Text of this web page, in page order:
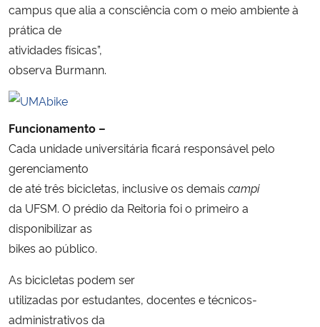
campus que alia a consciência com o meio ambiente à
prática de
atividades físicas”,
observa Burmann.
Funcionamento –
Cada unidade universitária ficará responsável pelo
gerenciamento
de até três bicicletas, inclusive os demais campi
da UFSM. O prédio da Reitoria foi o primeiro a
disponibilizar as
bikes ao público.
As bicicletas podem ser
utilizadas por estudantes, docentes e técnicos-
administrativos da